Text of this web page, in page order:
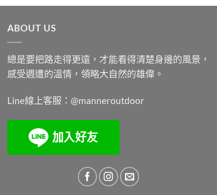
價
價
ABOUT US
總是要把路走得更遠，才能看得清楚身邊的風景，
感受週遭的溫情，領略大自然的雄偉。
Line線上客服：@manneroutdoor